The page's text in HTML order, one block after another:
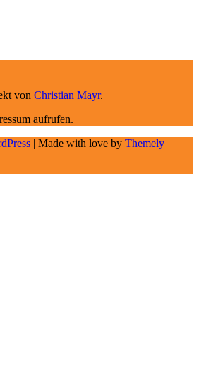
von Christian Mayr.
aufrufen.
| Made with love by Themely